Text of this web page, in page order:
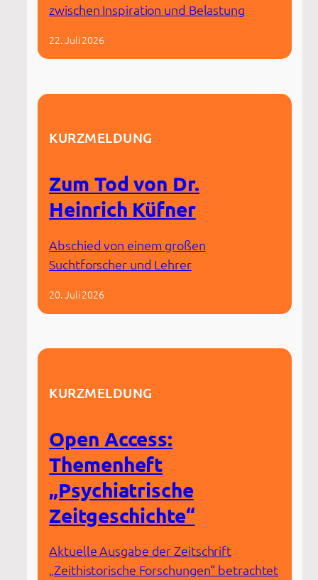
zwischen Inspiration und Belastung
22. Juli 2026
KURZMELDUNG
Zum Tod von Dr.
Heinrich Küfner
Abschied von einem großen
Suchtforscher und Lehrer
20. Juli 2026
KURZMELDUNG
Open Access:
Themenheft
„Psychiatrische
Zeitgeschichte“
Aktuelle Ausgabe der Zeitschrift
„Zeithistorische Forschungen“ betrachtet